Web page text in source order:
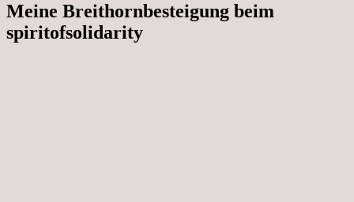
Meine Breithornbesteigung beim
spiritofsolidarity